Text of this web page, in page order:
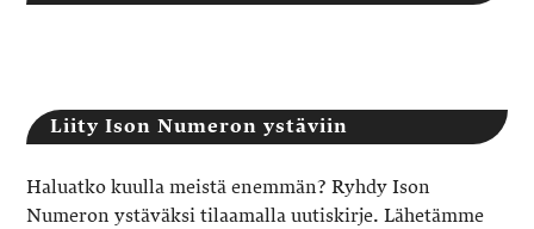
Liity Ison Numeron ystäviin
Haluatko kuulla meistä enemmän? Ryhdy Ison
Numeron ystäväksi tilaamalla uutiskirje. Lähetämme